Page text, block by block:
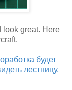
look great. Here
будет
лестницу,